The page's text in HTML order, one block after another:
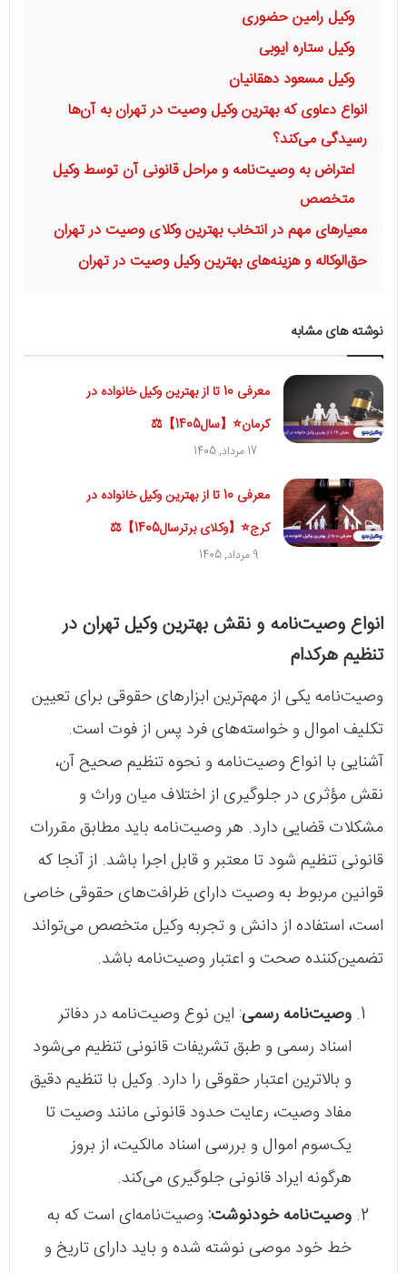
وکیل رامین حضوری
وکیل ستاره ایوبی
وکیل مسعود دهقانیان
انواع دعاوی که بهترین وکیل وصیت در تهران به آن‌ها
رسیدگی می‌کند؟
اعتراض به وصیت‌نامه و مراحل قانونی آن توسط وکیل
متخصص
معیارهای مهم در انتخاب بهترین وکلای وصیت در تهران
حق‌الوکاله و هزینه‌های بهترین وکیل وصیت در تهران
نوشته های مشابه
معرفی 10 تا از بهترین وکیل خانواده در
کرمان⭐【سال1405】⚖
17 مرداد, 1405
معرفی 10 تا از بهترین وکیل خانواده در
کرج⭐【وکلای برترسال1405】⚖️
9 مرداد, 1405
انواع وصیت‌نامه و نقش بهترین وکیل تهران در
تنظیم هرکدام
وصیت‌نامه یکی از مهم‌ترین ابزارهای حقوقی برای تعیین
تکلیف اموال و خواسته‌های فرد پس از فوت است.
آشنایی با انواع وصیت‌نامه و نحوه تنظیم صحیح آن،
نقش مؤثری در جلوگیری از اختلاف میان وراث و
مشکلات قضایی دارد. هر وصیت‌نامه باید مطابق مقررات
قانونی تنظیم شود تا معتبر و قابل اجرا باشد. از آنجا که
قوانین مربوط به وصیت دارای ظرافت‌های حقوقی خاصی
است، استفاده از دانش و تجربه وکیل متخصص می‌تواند
تضمین‌کننده صحت و اعتبار وصیت‌نامه باشد.
وصیت‌نامه رسمی: این نوع وصیت‌نامه در دفاتر
اسناد رسمی و طبق تشریفات قانونی تنظیم می‌شود
و بالاترین اعتبار حقوقی را دارد. وکیل با تنظیم دقیق
مفاد وصیت، رعایت حدود قانونی مانند وصیت تا
یک‌سوم اموال و بررسی اسناد مالکیت، از بروز
هرگونه ایراد قانونی جلوگیری می‌کند.
وصیت‌نامه خودنوشت: وصیت‌نامه‌ای است که به
خط خود موصی نوشته شده و باید دارای تاریخ و